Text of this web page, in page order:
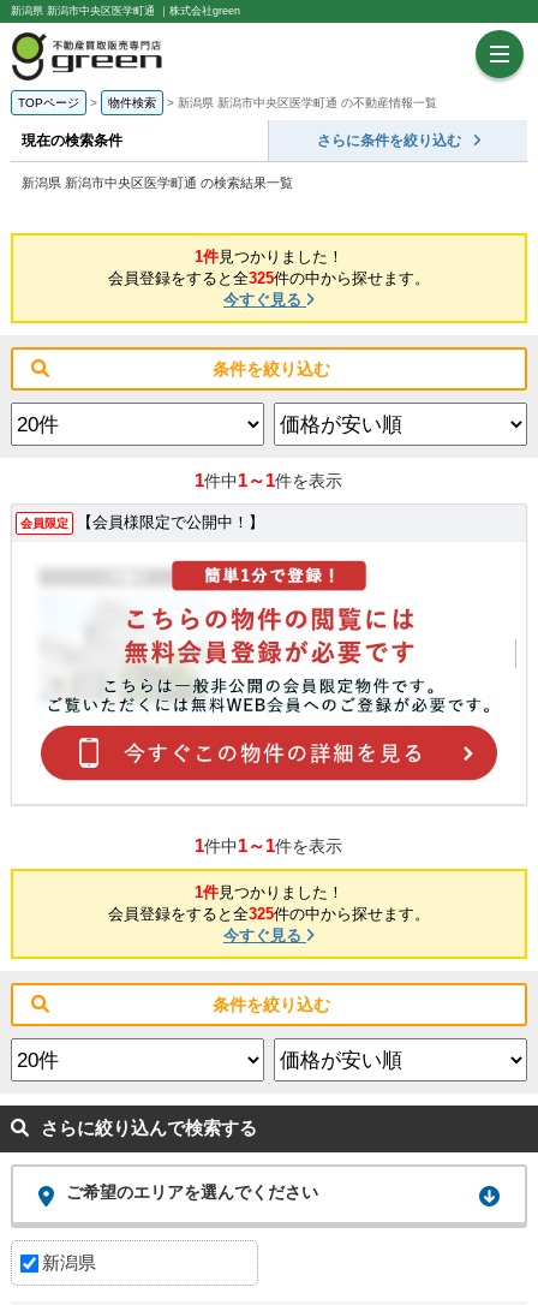
新潟県 新潟市中央区医学町通 ｜株式会社green
TOPページ 物件検索 新潟県 新潟市中央区医学町通 の不動産情報一覧
現在の検索条件 さらに条件を絞り込む
新潟県 新潟市中央区医学町通 の検索結果一覧
1件見つかりました！
会員登録をすると全325件の中から探せます。
今すぐ見る
条件を絞り込む
1件中1～1件を表示
会員限定 【会員様限定で公開中！】
1件中1～1件を表示
1件見つかりました！
会員登録をすると全325件の中から探せます。
今すぐ見る
条件を絞り込む
さらに絞り込んで検索する
ご希望のエリアを選んでください
新潟県